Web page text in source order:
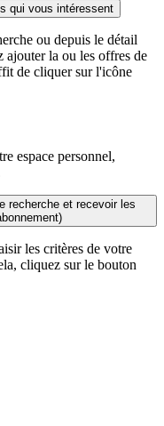
qui vous intéressent
ou depuis le détail
ajouter la ou les offres de
de cliquer sur l'icône
espace personnel,
recherche et recevoir les
les critères de votre
cliquez sur le bouton